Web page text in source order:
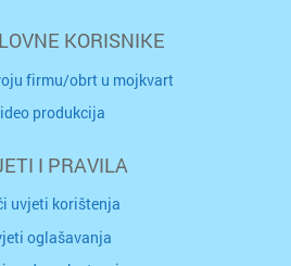
KORISNIKE
firmu/obrt u mojkvart
produkcija
I PRAVILA
uvjeti korištenja
oglašavanja